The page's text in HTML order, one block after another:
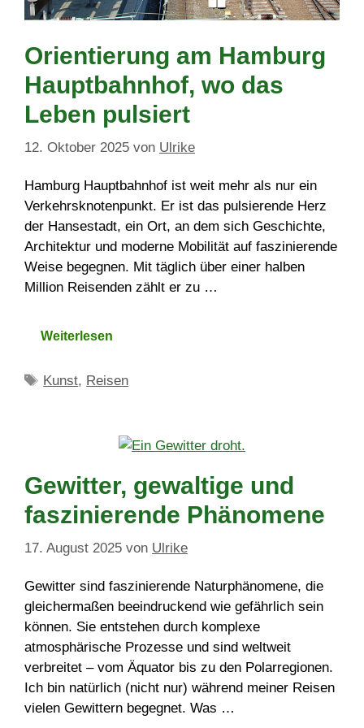
Orientierung am Hamburg
Hauptbahnhof, wo das
Leben pulsiert
12. Oktober 2025 von Ulrike
Hamburg Hauptbahnhof ist weit mehr als nur ein
Verkehrsknotenpunkt. Er ist das pulsierende Herz
der Hansestadt, ein Ort, an dem sich Geschichte,
Architektur und moderne Mobilität auf faszinierende
Weise begegnen. Mit täglich über einer halben
Million Reisenden zählt er zu …
Weiterlesen
Schlagwörter
Kunst, Reisen
Gewitter, gewaltige und
faszinierende Phänomene
17. August 2025 von Ulrike
Gewitter sind faszinierende Naturphänomene, die
gleichermaßen beeindruckend wie gefährlich sein
können. Sie entstehen durch komplexe
atmosphärische Prozesse und sind weltweit
verbreitet – vom Äquator bis zu den Polarregionen.
Ich bin natürlich (nicht nur) während meiner Reisen
vielen Gewittern begegnet. Was …